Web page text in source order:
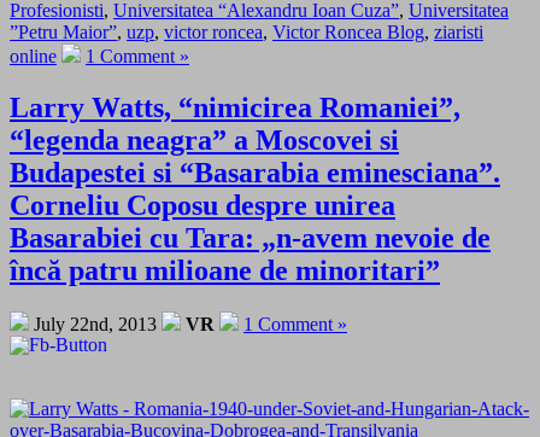
Profesionisti, Universitatea “Alexandru Ioan Cuza”, Universitatea
”Petru Maior”, uzp, victor roncea, Victor Roncea Blog, ziaristi
online
1 Comment »
Larry Watts, “nimicirea Romaniei”,
“legenda neagra” a Moscovei si
Budapestei si “Basarabia eminesciana”.
Corneliu Coposu despre unirea
Basarabiei cu Tara: „n-avem nevoie de
încă patru milioane de minoritari”
July 22nd, 2013 VR 1 Comment »